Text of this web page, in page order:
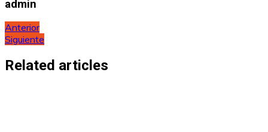
admin
Navegación
de
entradas
Anterior
Siguiente
Related articles